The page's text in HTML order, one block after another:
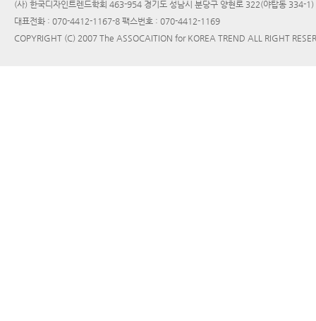
(사) 한국디자인트렌드학회 463-954 경기도 성남시 분당구 양현로 322(야탑동 334-
대표전화 : 070-4412-1167-8 팩스번호 : 070-4412-1169
COPYRIGHT (C) 2007 The ASSOCAITION for KOREA TREND ALL RIGHT